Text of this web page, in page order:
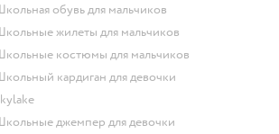
Школьная обувь для мальчиков
Школьные жилеты для мальчиков
Школьные костюмы для мальчиков
Школьный кардиган для девочки
Skylake
Школьные джемпер для девочки